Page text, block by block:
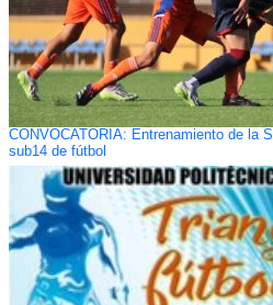
CONVOCATORIA: Entrenamiento de la
sub14 de fútbol